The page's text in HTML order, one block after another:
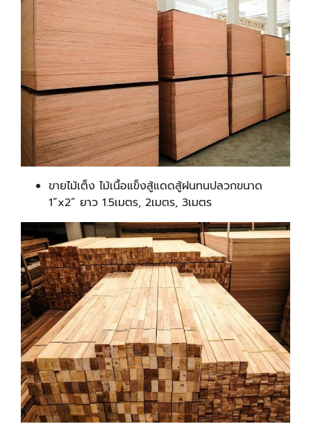
ขายไม้เต็ง ไม้เนื้อแข็งสู้แดดสู้ฝนทนปลวกขนาด
1”x2” ยาว 1.5เมตร, 2เมตร, 3เมตร